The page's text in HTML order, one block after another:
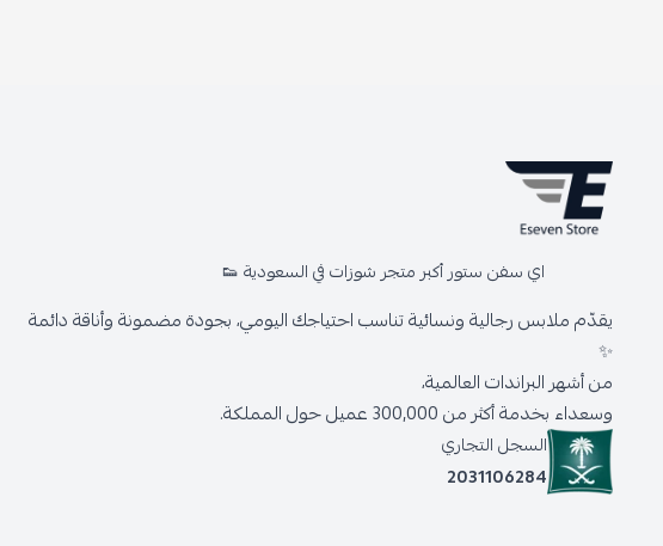
اي سفن ستور أكبر متجر شوزات في السعودية 👟
يقدّم ملابس رجالية ونسائية تناسب احتياجك اليومي، بجودة مضمونة وأناقة دائمة
✨
من أشهر البراندات العالمية،
وسعداء بخدمة أكثر من 300,000 عميل حول المملكة.
السجل التجاري
2031106284